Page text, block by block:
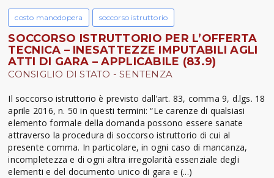
costo manodopera soccorso istruttorio
SOCCORSO ISTRUTTORIO PER L’OFFERTA
TECNICA – INESATTEZZE IMPUTABILI AGLI
ATTI DI GARA – APPLICABILE (83.9)
CONSIGLIO DI STATO - SENTENZA
Il soccorso istruttorio è previsto dall’art. 83, comma 9, d.lgs. 18
aprile 2016, n. 50 in questi termini: “Le carenze di qualsiasi
elemento formale della domanda possono essere sanate
attraverso la procedura di soccorso istruttorio di cui al
presente comma. In particolare, in ogni caso di mancanza,
incompletezza e di ogni altra irregolarità essenziale degli
elementi e del documento unico di gara e (...)